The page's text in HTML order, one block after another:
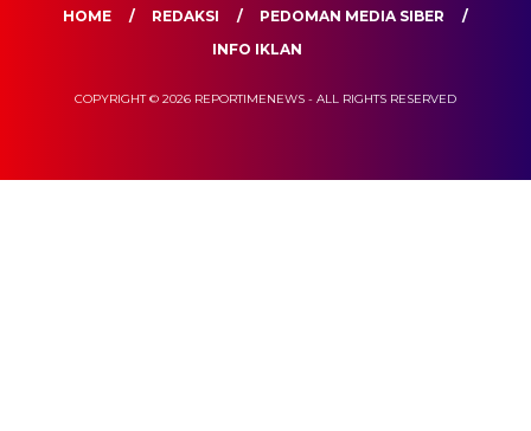
HOME REDAKSI
PEDOMAN MEDIA SIBER
INFO IKLAN
COPYRIGHT © 2026 REPORTIMENEWS - ALL RIGHTS RESERVED